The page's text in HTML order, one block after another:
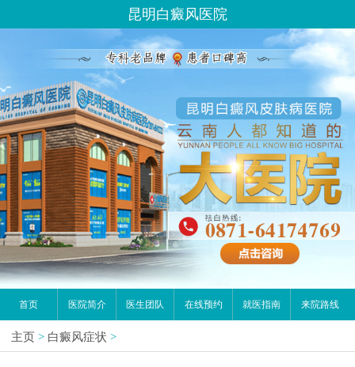
昆明白癜风医院
首页 医院简介 医生团队 在线预约 就医指南 来院路线
主页 > 白癜风症状 >